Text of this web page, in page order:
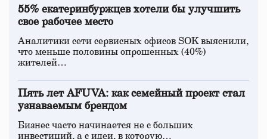
55% екатеринбуржцев хотели бы улучшить
свое рабочее место
Аналитики сети сервисных офисов SOK выяснили,
что меньше половины опрошенных (40%)
жителей…
Пять лет AFUVA: как семейный проект стал
узнаваемым брендом
Бизнес часто начинается не с больших
инвестиций, а с идеи, в которую…